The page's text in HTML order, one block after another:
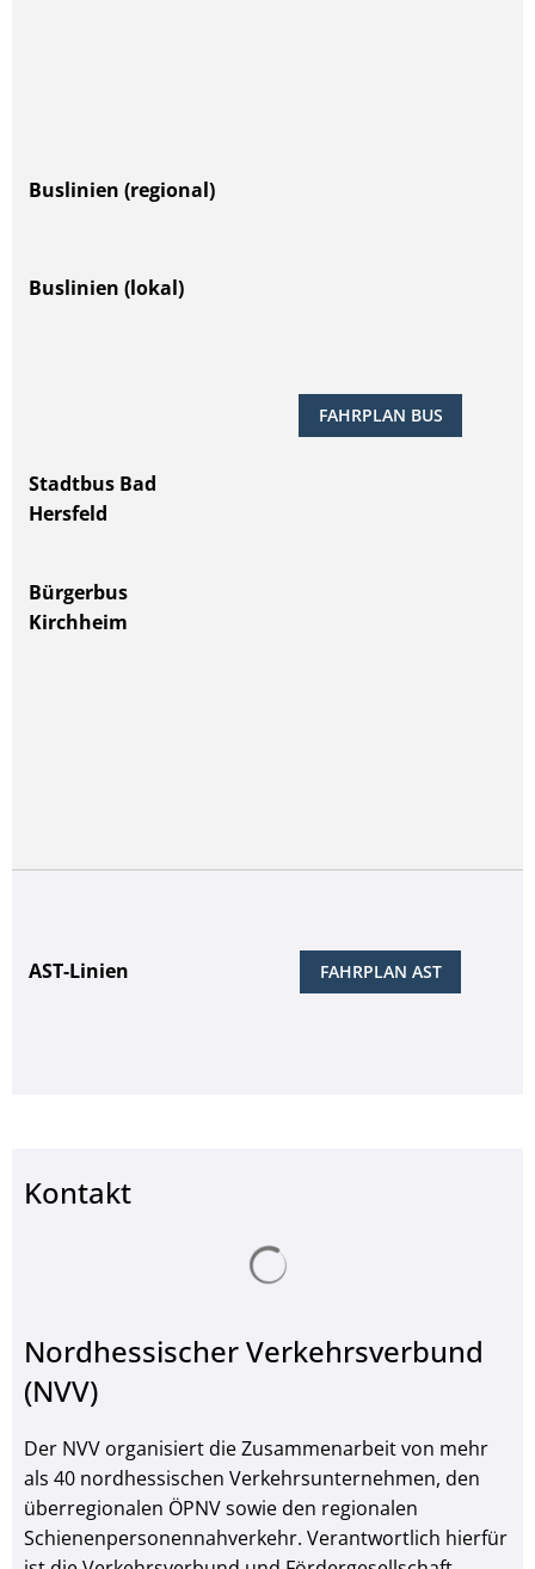
Buslinien (regional)
Buslinien (lokal)
Stadtbus Bad
Hersfeld
Bürgerbus
Kirchheim
FAHRPLAN BUS
AST-Linien FAHRPLAN AST
Kontakt
Nordhessischer Verkehrsverbund
(NVV)
Der NVV organisiert die Zusammenarbeit von mehr
als 40 nordhessischen Verkehrsunternehmen, den
überregionalen ÖPNV sowie den regionalen
Schienenpersonennahverkehr. Verantwortlich hierfür